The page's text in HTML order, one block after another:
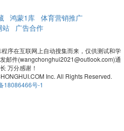
鸿蒙1库 体育营销推广
站
广告合作
序在互联网上自动搜集而来，仅供测试和学
邮件(wangchonghui2021@outlook.com)通
万分感谢！
Inc. All Rights Reserved.
18086466号-1